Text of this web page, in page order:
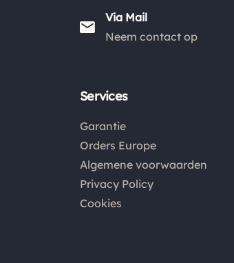
Via Mail
Neem contact op
Services
Garantie
Orders Europe
Algemene voorwaarden
Privacy Policy
Cookies